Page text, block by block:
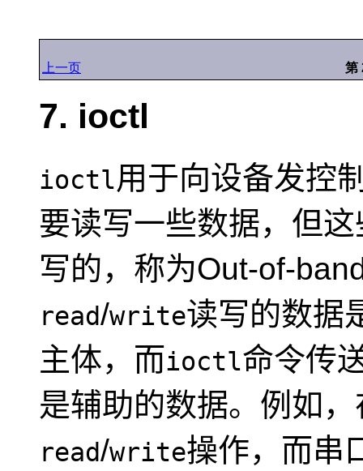
上一页 第
7. ioctl
ioctl用于向设备发控
要读写一些数据，但
写的，称为Out-of-
read/write读写的数据
主体，而ioctl命令传
是辅助的数据。例如
read/write操作，而串